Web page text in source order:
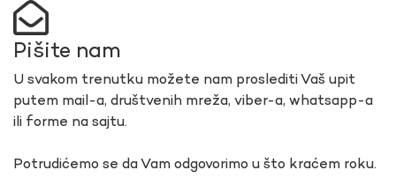
Pišite nam
U svakom trenutku možete nam proslediti Vaš upit
putem mail-a, društvenih mreža, viber-a, whatsapp-a
ili forme na sajtu.
Potrudićemo se da Vam odgovorimo u što kraćem roku.